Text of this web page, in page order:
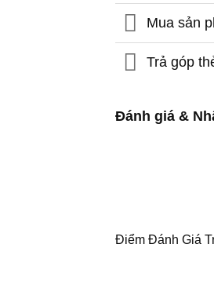
Mua sản
Trả góp
Đánh giá &
Điểm Đánh Giá